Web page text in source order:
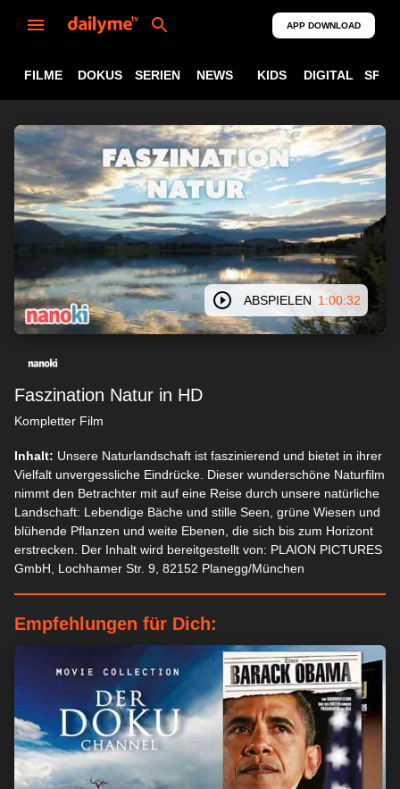
APP DOWNLOAD
FILME DOKUS SERIEN NEWS KIDS DIGITAL
ABSPIELEN 1:00:32
Faszination Natur in HD
Kompletter Film
Inhalt: Unsere Naturlandschaft ist faszinierend und bietet in ihrer
Vielfalt unvergessliche Eindrücke. Dieser wunderschöne Naturfilm
nimmt den Betrachter mit auf eine Reise durch unsere natürliche
Landschaft: Lebendige Bäche und stille Seen, grüne Wiesen und
blühende Pflanzen und weite Ebenen, die sich bis zum Horizont
erstrecken. Der Inhalt wird bereitgestellt von: PLAION PICTURES
GmbH, Lochhamer Str. 9, 82152 Planegg/München
Empfehlungen für Dich: